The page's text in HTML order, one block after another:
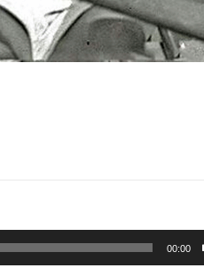
Zebrabidearen
00:00